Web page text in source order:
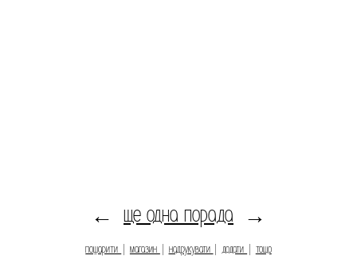
← ще одна порада →
пошарити магазин надрукувати додати тощо